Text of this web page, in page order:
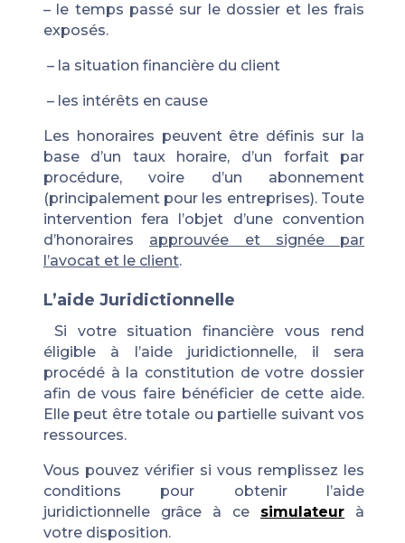
– le temps passé sur le dossier et les frais
exposés.
– la situation financière du client
– les intérêts en cause
Les honoraires peuvent être définis sur la
base d’un taux horaire, d’un forfait par
procédure, voire d’un abonnement
(principalement pour les entreprises). Toute
intervention fera l’objet d’une convention
d’honoraires
approuvée et signée par
l’avocat et le client.
L’aide Juridictionnelle
Si votre situation financière vous rend
éligible à l’aide juridictionnelle, il sera
procédé à la constitution de votre dossier
afin de vous faire bénéficier de cette aide.
Elle peut être totale ou partielle suivant vos
ressources.
Vous pouvez vérifier si vous remplissez les
conditions pour obtenir l’aide
juridictionnellegrâce à ce simulateur à
votre disposition.